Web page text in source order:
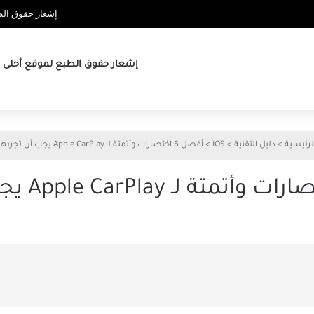
إشعار حقوق
إشعار حقوق الطبع لموقع أحلى
> دليل التقنية >
iOS
> أفضل 6 اختصارات وأتمتة لـ Apple CarPlay يجب أن تجربها